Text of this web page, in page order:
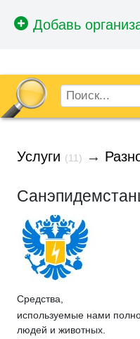
Услуги (11) →
Средства,
используемые нами
людей и животных.